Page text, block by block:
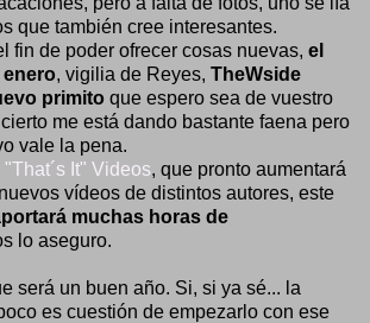
que también cree interesantes.
fin de poder ofrecer cosas nuevas, el
enero, vigilia de Reyes, TheWside
primito que espero sea de vuestro
me está dando bastante faena pero
vale la pena.
"That´s It" Videos, que pronto aumentará
vídeos de distintos autores, este
muchas horas de
lo aseguro.
será un buen año. Si, si ya sé... la
es cuestión de empezarlo con ese